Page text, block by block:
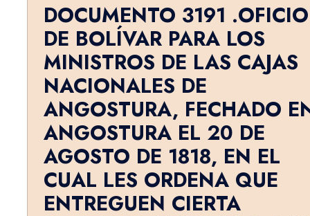
DOCUMENTO 3191 .OFICIO
DE BOLÍVAR PARA LOS
MINISTROS DE LAS CAJAS
NACIONALES DE
ANGOSTURA, FECHADO
ANGOSTURA EL 20 DE
AGOSTO DE 1818, EN EL
CUAL LES ORDENA QUE
ENTREGUEN CIERTA